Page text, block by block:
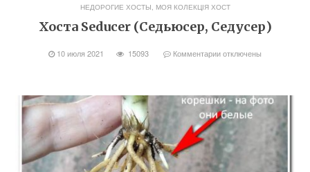
НЕДОРОГИЕ ХОСТЫ МОЯ КОЛЕКЦІЯ ХОСТ
Хоста Seducer (Седьюсер, Седусер)
10 июля 2021 15093 Комментарииотключены